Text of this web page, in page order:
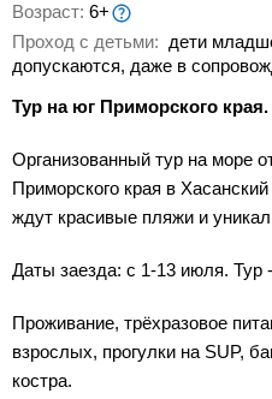
Возраст: 6+
Проход с детьми: дети
допускаются, даже в
Тур на юг Приморского края.
Организованный тур на море
Приморского края в
ждут красивые пляжи и
Даты заезда: с 1-13 июля. Тур
Проживание, трёхразовое
взрослых, прогулки на SUP,
костра.